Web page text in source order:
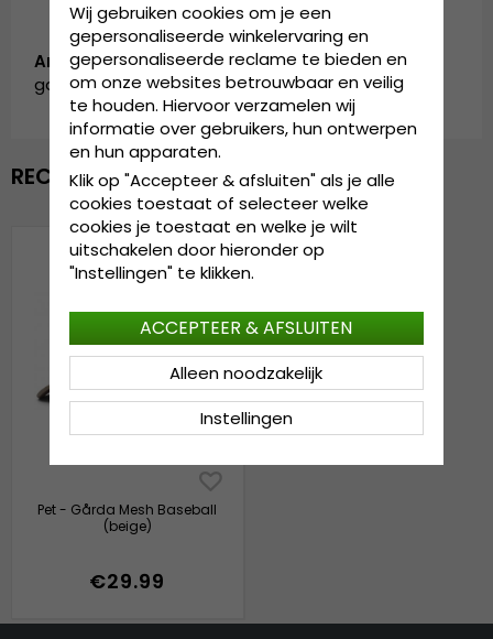
Artikelnummer:
garda.cap.1212708.4.mesh.baseball.beige
RECENTELIJK BEKEKEN
Pet - Gårda Mesh Baseball
(beige)
€29.99
Wij gebruiken cookies om je een
gepersonaliseerde winkelervaring en
gepersonaliseerde reclame te bieden en
om onze websites betrouwbaar en veilig
te houden. Hiervoor verzamelen wij
informatie over gebruikers, hun ontwerpen
en hun apparaten.
Klik op "Accepteer & afsluiten" als je alle
cookies toestaat of selecteer welke
cookies je toestaat en welke je wilt
uitschakelen door hieronder op
"Instellingen" te klikken.
Instellingen
Alleen noodzakelijk
ACCEPTEER & AFSLUITEN